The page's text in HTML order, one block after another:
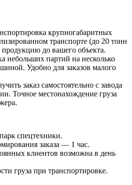
крупногабаритных
транспорте (до 20 тонн
продукцию до вашего объекта.
небольших партий на несколько
Удобно для заказов малого
заказ самостоятельно с завода
Точное местонахождение груза
спецтехники.
заказа — 1 час.
клиентов возможна в день
груза при транспортировке.